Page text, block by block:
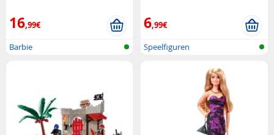
16,99€
Barbie
6,99€
Speelfiguren